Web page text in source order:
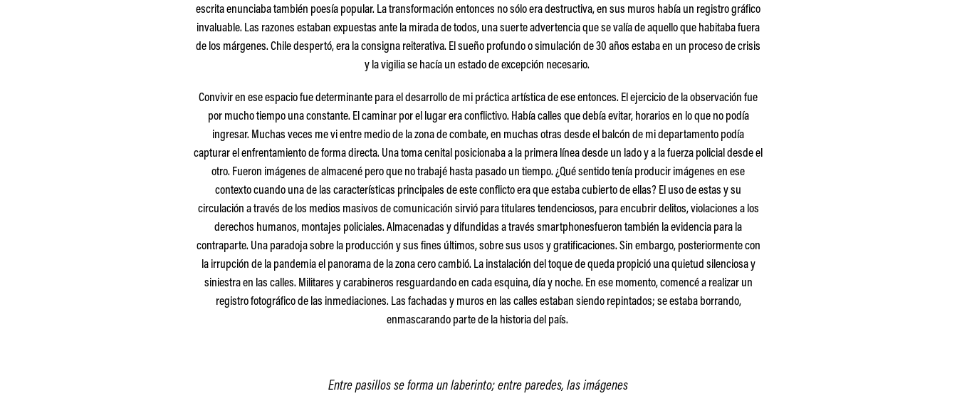
escrita enunciaba también poesía popular. La transformación entonces no sólo era destructiva, en sus muros había un registro gráfico
invaluable. Las razones estaban expuestas ante la mirada de todos, una suerte advertencia que se valía de aquello que habitaba fuera
de los márgenes. Chile despertó, era la consigna reiterativa. El sueño profundo o simulación de 30 años estaba en un proceso de crisis
y la vigilia se hacía un estado de excepción necesario.
Convivir en ese espacio fue determinante para el desarrollo de mi práctica artística de ese entonces. El ejercicio de la observación fue
por mucho tiempo una constante. El caminar por el lugar era conflictivo. Había calles que debía evitar, horarios en lo que no podía
ingresar. Muchas veces me vi entre medio de la zona de combate, en muchas otras desde el balcón de mi departamento podía
capturar el enfrentamiento de forma directa. Una toma cenital posicionaba a la primera línea desde un lado y a la fuerza policial desde el
otro. Fueron imágenes de almacené pero que no trabajé hasta pasado un tiempo. ¿Qué sentido tenía producir imágenes en ese
contexto cuando una de las características principales de este conflicto era que estaba cubierto de ellas? El uso de estas y su
circulación a través de los medios masivos de comunicación sirvió para titulares tendenciosos, para encubrir delitos, violaciones a los
derechos humanos, montajes policiales. Almacenadas y difundidas a través smartphonesfueron también la evidencia para la
contraparte. Una paradoja sobre la producción y sus fines últimos, sobre sus usos y gratificaciones. Sin embargo, posteriormente con
la irrupción de la pandemia el panorama de la zona cero cambió. La instalación del toque de queda propició una quietud silenciosa y
siniestra en las calles. Militares y carabineros resguardando en cada esquina, día y noche. En ese momento, comencé a realizar un
registro fotográfico de las inmediaciones. Las fachadas y muros en las calles estaban siendo repintados; se estaba borrando,
enmascarando parte de la historia del país.
Entre pasillos seforma un laberinto; entre paredes, las imágenes